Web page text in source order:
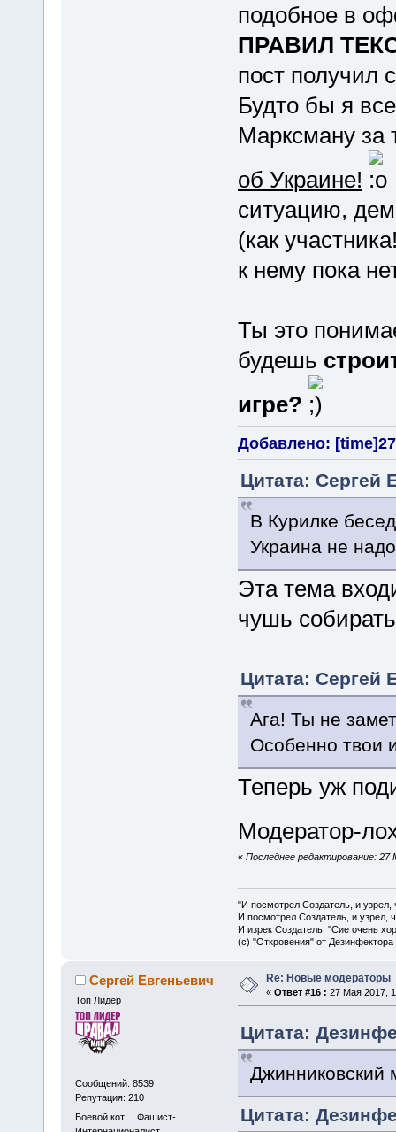
подобное в
ПРАВИЛ
пост получил
Будто бы я
Марксману за
об Украине!
ситуацию,
(как
к нему пока
Ты это
будешь
игре?
Добавлено:
Цитата: Сергей
В Курилке
Украина не
Эта тема
чушь
Цитата: Сергей
Ага! Ты не
Особенно
Теперь уж
Модератор-
« Последнее редактирование:
"И посмотрел Создатель, и
И посмотрел Создатель, и узрел,
И изрек Создатель: "Сие очень
(с) "Откровения" от Дезинфектора
Сергей Евгеньевич
Топ Лидер
Сообщений: 8539
Репутация: 210
Боевой кот.... Фашист-
Re: Новые модераторы
« Ответ #16 : 27 Мая 2017,
Цитата:
Джинниковский
Цитата: